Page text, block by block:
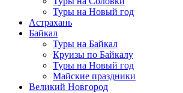
Туры на Новый год
Астрахань
Байкал
Туры на Байкал
Круизы по Байкалу
Туры на Новый год
Майские праздники
Великий Новгород